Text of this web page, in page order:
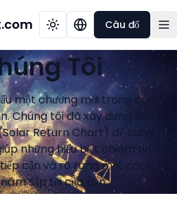
Câu đố
Tôi
một chương mới trong câu
Chúng tôi đã xây dựng Biểu
(Solar Return Chart) để cung
những hiểu biết chiêm tinh
cận và rõ ràng một cách
sắp tới của bạn.